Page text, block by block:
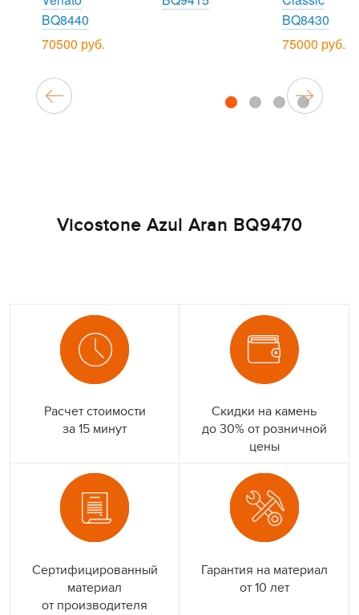
BQ8440
70500 руб.
BQ8430
75000 руб.
1 2 3 4
Vicostone Azul Aran BQ9470
Расчет стоимости
за 15 минут
Скидки на камень
до 30% от розничной
цены
Сертифицированный
материал
от производителя
Гарантия на материал
от 10 лет